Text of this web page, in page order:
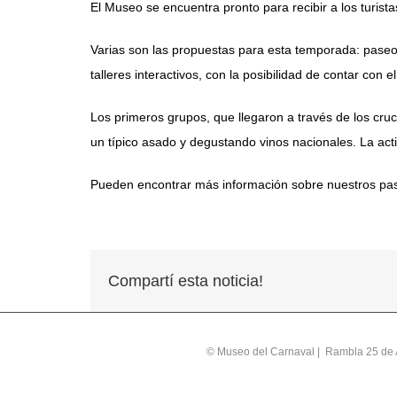
El Museo se encuentra pronto para recibir a los
Varias son las propuestas para esta temporada:
talleres interactivos, con la posibilidad de contar con
Los primeros grupos, que llegaron a través de los
un típico asado y degustando vinos nacionales. La
Pueden encontrar más información sobre nuestros
Compartí esta noticia!
© Museo del Carnaval | Rambla 25 de